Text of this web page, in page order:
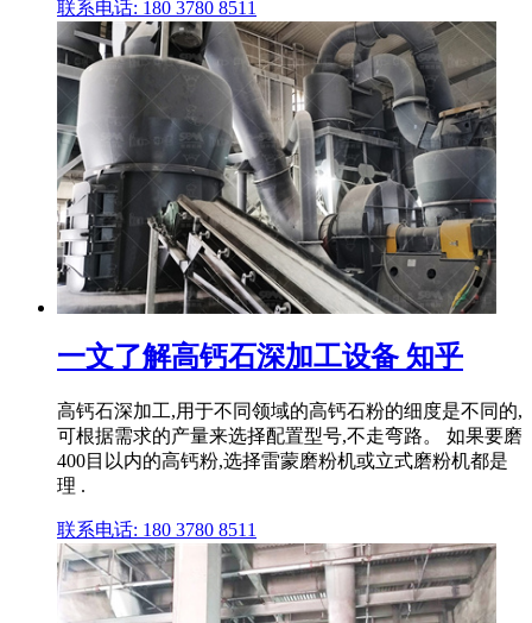
联系电话: 180 3780 8511
一文了解高钙石深加工设备 知乎
高钙石深加工,用于不同领域的高钙石粉的细度是不同的,
可根据需求的产量来选择配置型号,不走弯路。 如果要磨
400目以内的高钙粉,选择雷蒙磨粉机或立式磨粉机都是
理 .
联系电话: 180 3780 8511